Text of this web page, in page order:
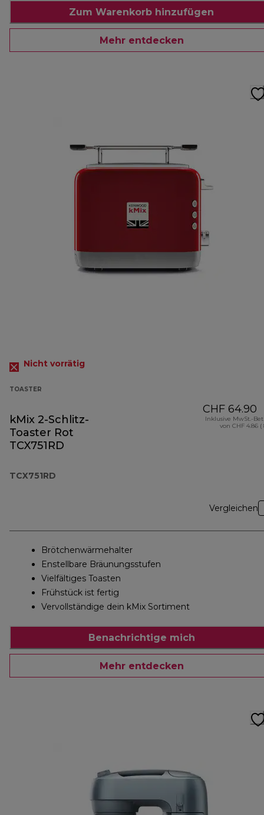
Zum Warenkorb hinzufügen
Mehr entdecken
Nicht vorrätig
TOASTER
kMix 2-Schlitz-
Toaster Rot
TCX751RD
TCX751RD
CHF 64.90
Inklusive MwSt.-
von CHF 4.86 (
Vergleichen
Brötchenwärmehalter
Enstellbare Bräunungsstufen
Vielfältiges Toasten
Frühstück ist fertig
Vervollständige dein kMix Sortiment
Benachrichtige mich
Mehr entdecken